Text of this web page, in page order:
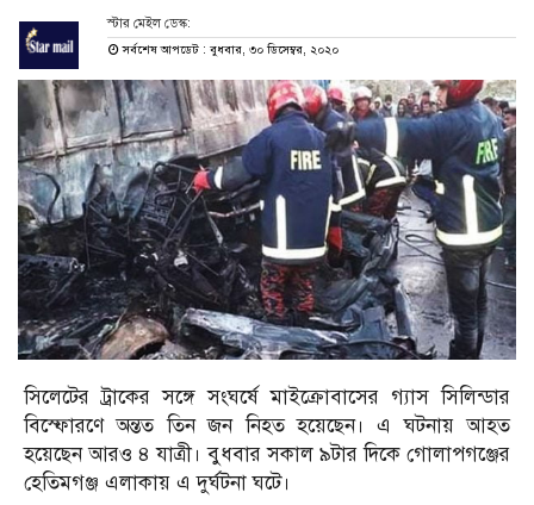
স্টার মেইল ডেস্ক:
সর্বশেষ আপডেট : বুধবার, ৩০ ডিসেম্বর, ২০২০
সিলেটের ট্রাকের সঙ্গে সংঘর্ষে মাইক্রোবাসের গ্যাস সিলিন্ডার
বিস্ফোরণে অন্তত তিন জন নিহত হয়েছেন। এ ঘটনায় আহত
হয়েছেন আরও ৪ যাত্রী। বুধবার সকাল ৯টার দিকে গোলাপগঞ্জের
হেতিমগঞ্জ এলাকায় এ দুর্ঘটনা ঘটে।